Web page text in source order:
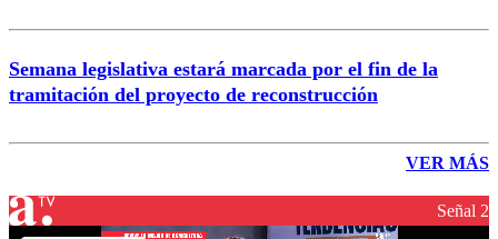
Semana legislativa estará marcada por el fin de la
tramitación del proyecto de reconstrucción
VER MÁS
Señal 2